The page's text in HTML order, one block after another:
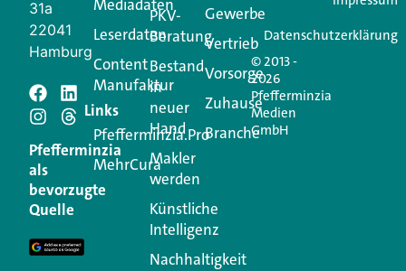
Schreiben Sie einen
Kommentar
Ihre E-Mail-Adresse wird nicht veröffentlicht.
Erforderliche Felder sind mit
Kommentar
31a
22041
Hamburg
Pfefferminzia
als
bevorzugte
Quelle
Mediadaten
Leserdaten
Content
Manufaktur
Links
Pfefferminzia.Pro
MehrCura
PKV-
Beratung
Bestand
in
neuer
Hand
Makler
werden
Künstliche
Intelligenz
Nachhaltigkeit
Gewerbe
Vertrieb
Vorsorge
Zuhause
Branche
© 2013 -
2026
Pfefferminzia
Medien
GmbH
Datenschutzerklärung